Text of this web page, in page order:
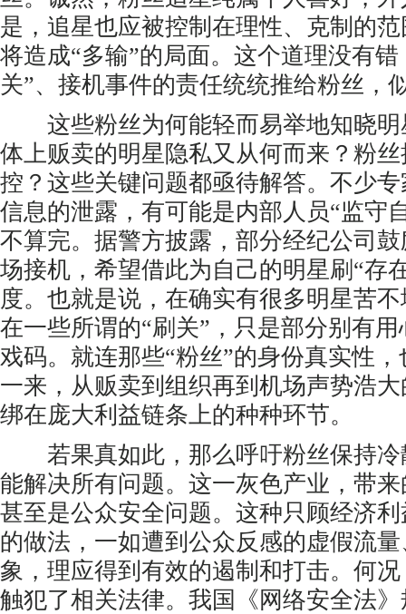
是，追星也应被控制在理性、克制的
将造成“多输”的局面。这个道理没有
关”、接机事件的责任统统推给粉丝，
这些粉丝为何能轻而易举地知晓明
体上贩卖的明星隐私又从何而来？粉
控？这些关键问题都亟待解答。不少
信息的泄露，有可能是内部人员“监守
不算完。据警方披露，部分经纪公司
场接机，希望借此为自己的明星刷“存
度。也就是说，在确实有很多明星苦
在一些所谓的“刷关”，只是部分别有
戏码。就连那些“粉丝”的身份真实性
一来，从贩卖到组织再到机场声势浩
绑在庞大利益链条上的种种环节。
若果真如此，那么呼吁粉丝保持冷
能解决所有问题。这一灰色产业，带
甚至是公众安全问题。这种只顾经济
的做法，一如遭到公众反感的虚假流
象，理应得到有效的遏制和打击。何
触犯了相关法律。我国《网络安全法